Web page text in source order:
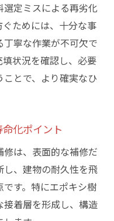
定ミスによる再劣化
ためには、十分な事
寧な作業が不可欠で
状況を確認し、必要
とで、より確実なひ
化ポイント
は、表面的な補修だ
し、建物の耐久性を飛
す。特にエポキシ樹
着層を形成し、構造